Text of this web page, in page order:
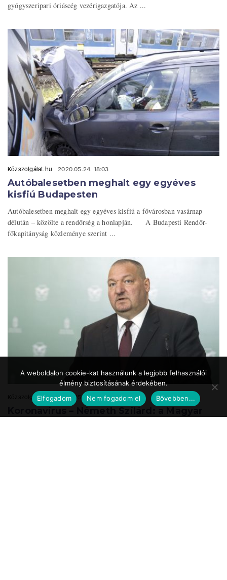
gyógyszeripari óriáscég vezérigazgatója. Az ...
Közszolgálat.hu 2020.05.24. 18:03
Autóbalesetben meghalt egy egyéves
kisfiú Budapesten
Autóbalesetben meghalt egy egyéves kisfiú a fővárosban vasárnap
délután – közölte a rendőrség a honlapján. A Budapesti Rendőr-
főkapitányság közleménye szerint ...
Közszolgálat.hu 2020.05.24. 17:39
A weboldalon cookie-kat használunk a legjobb felhasználói
élmény biztosításának érdekében.
Elfogadom
Nem fogadom el Bővebben...